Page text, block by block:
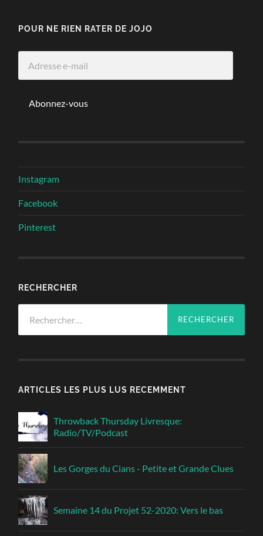
POUR NE RIEN RATER DE JOJO
Abonnez-vous
Instagram
Facebook
Pinterest
RECHERCHER
ARTICLES LES PLUS LUS RECEMMENT
Throwback Thursday Livresque:
Radio/TV/Podcast
Les Gorges du Cians - Petite et Grande Clues
Semaine 14 du Projet 52-2020: Vers le bas